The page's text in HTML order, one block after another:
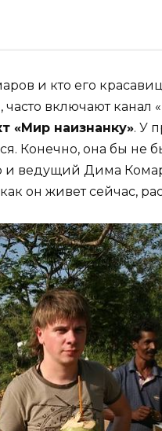
включают канал
«Мир наизнанку». У
Конечно, она бы не
и ведущий Дима
он живет сейчас,